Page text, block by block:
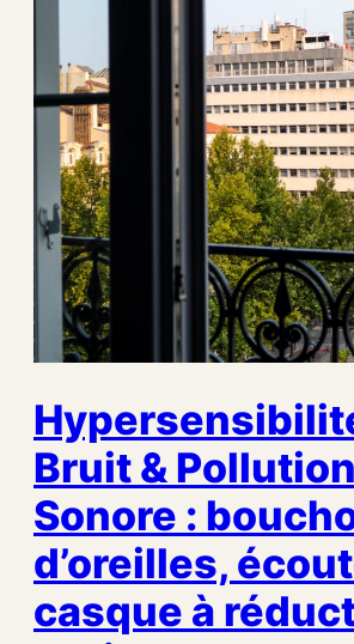
Bruit & Pollution
Sonore :
d’oreilles,
casque à